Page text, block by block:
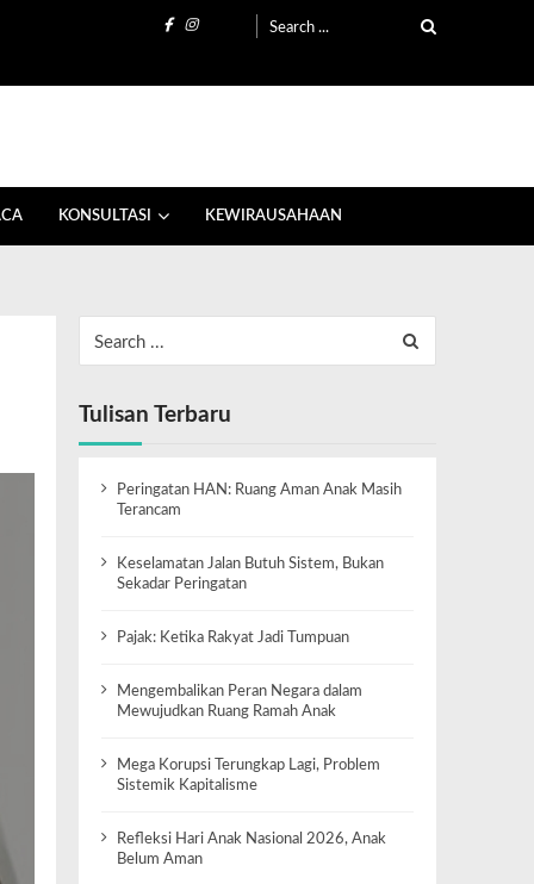
KONSULTASI KEWIRAUSAHAAN
Tulisan Terbaru
Peringatan HAN: Ruang Aman Anak Masih
Terancam
Keselamatan Jalan Butuh Sistem, Bukan
Sekadar Peringatan
Pajak: Ketika Rakyat Jadi Tumpuan
Mengembalikan Peran Negara dalam
Mewujudkan Ruang Ramah Anak
Mega Korupsi Terungkap Lagi, Problem
Sistemik Kapitalisme
Refleksi Hari Anak Nasional 2026, Anak
Belum Aman